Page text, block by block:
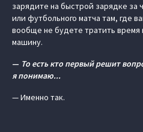
зарядите на быстрой зарядке за
или футбольного матча там, где
вообще не будете тратить время
машину.
— То есть кто первый решит
я понимаю...
— Именно так.